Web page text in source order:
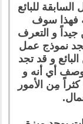
للبائع
فهذا سوف
جيداً و التعرف
نموذج عمل
و قد تجد
أي أنه و
مِن الأمور